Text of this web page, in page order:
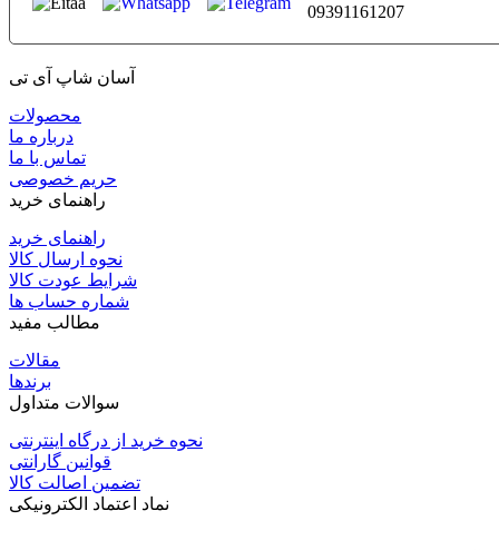
09391161207
آسان شاپ آی تی
محصولات
درباره ما
تماس با ما
حریم خصوصی
راهنمای خرید
راهنمای خرید
نحوه ارسال کالا
شرایط عودت کالا
شماره حساب ها
مطالب مفید
مقالات
برندها
سوالات متداول
نحوه خرید از درگاه اینترنتی
قوانین گارانتی
تضمین اصالت کالا
نماد اعتماد الکترونیکی